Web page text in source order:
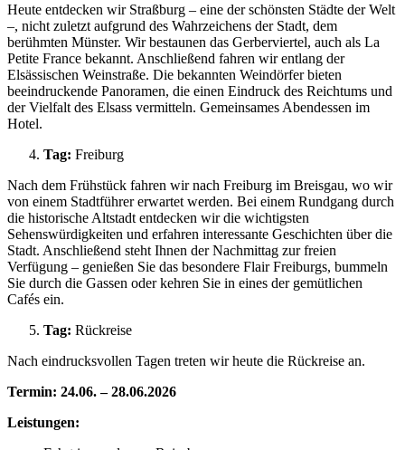
Heute entdecken wir Straßburg – eine der schönsten Städte der Welt
–, nicht zuletzt aufgrund des Wahrzeichens der Stadt, dem
berühmten Münster. Wir bestaunen das Gerberviertel, auch als La
Petite France bekannt. Anschließend fahren wir entlang der
Elsässischen Weinstraße. Die bekannten Weindörfer bieten
beeindruckende Panoramen, die einen Eindruck des Reichtums und
der Vielfalt des Elsass vermitteln. Gemeinsames Abendessen im
Hotel.
Tag: Freiburg
Nach dem Frühstück fahren wir nach Freiburg im Breisgau, wo wir
von einem Stadtführer erwartet werden. Bei einem Rundgang durch
die historische Altstadt entdecken wir die wichtigsten
Sehenswürdigkeiten und erfahren interessante Geschichten über die
Stadt. Anschließend steht Ihnen der Nachmittag zur freien
Verfügung – genießen Sie das besondere Flair Freiburgs, bummeln
Sie durch die Gassen oder kehren Sie in eines der gemütlichen
Cafés ein.
Tag: Rückreise
Nach eindrucksvollen Tagen treten wir heute die Rückreise an.
Termin: 24.06. – 28.06.2026
Leistungen: